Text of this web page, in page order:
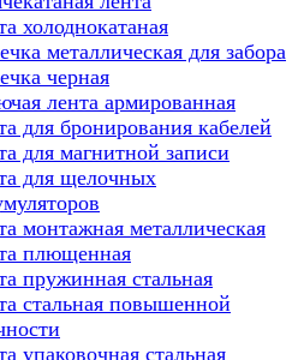
холоднокатаная
металлическая для забора
черная
лента армированная
для бронирования кабелей
для магнитной записи
для щелочных
монтажная металлическая
плющенная
пружинная стальная
стальная повышенной
упаковочная стальная